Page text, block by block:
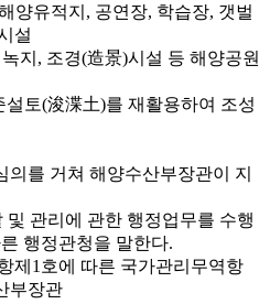
양유적지, 공연장, 학습장, 갯벌
설
지, 조경(造景)시설 등 해양공원
토(浚渫土)를 재활용하여 조성
를 거쳐 해양수산부장관이 지
관리에 관한 행정업무를 수행
행정관청을 말한다.
제1호에 따른 국가관리무역항
부장관